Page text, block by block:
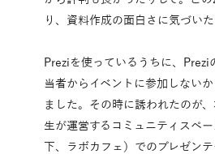
り、資料作成の面白さに気づいた
Preziを使っているうちに、Prezi
当者からイベントに参加しない
ました。その時に誘われたのが
生が運営するコミュニティスペ
下、ラボカフェ）でのプレゼン